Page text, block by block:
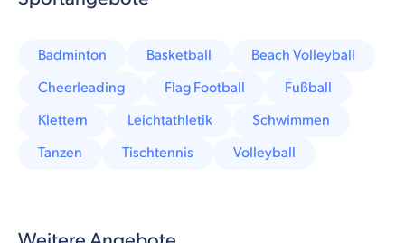
Badminton Basketball
Beach Volleyball
Cheerleading
Flag Football
Fußball
Klettern
Leichtathletik
Schwimmen
Tanzen
Tischtennis Volleyball